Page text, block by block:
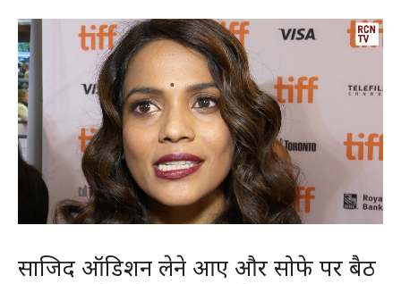
साजिद ऑडिशन लेने आए और सोफे पर बैठ